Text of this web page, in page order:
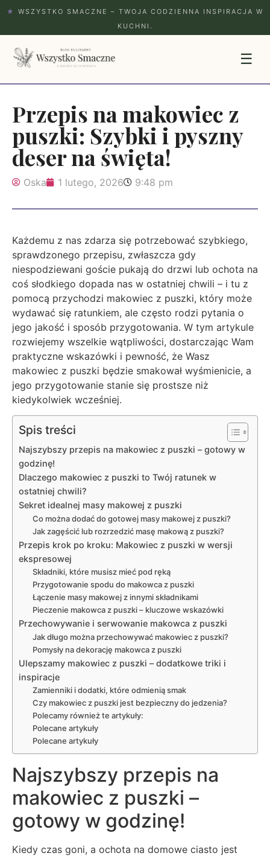
★
WSZYSTKO SMACZNE – TWOJA CODZIENNA INSPIRACJA W
KUCHNI.
☰
Przepis na makowiec z
puszki: Szybki i pyszny
deser na święta!
Oska 1 lutego, 2026 9:48 pm
Każdemu z nas zdarza się potrzebować szybkiego,
sprawdzonego przepisu, zwłaszcza gdy
niespodziewani goście pukają do drzwi lub ochota na
coś słodkiego dopada nas w ostatniej chwili – i tu z
pomocą przychodzi makowiec z puszki, który może
wydawać się ratunkiem, ale często rodzi pytania o
jego jakość i sposób przygotowania. W tym artykule
rozwiejemy wszelkie wątpliwości, dostarczając Wam
praktyczne wskazówki i pewność, że Wasz
makowiec z puszki będzie smakował wyśmienicie, a
jego przygotowanie stanie się prostsze niż
kiedykolwiek wcześniej.
Spis treści
Najszybszy przepis na makowiec z puszki – gotowy w
godzinę!
Dlaczego makowiec z puszki to Twój ratunek w
ostatniej chwili?
Sekret idealnej masy makowej z puszki
Co można dodać do gotowej masy makowej z puszki?
Jak zagęścić lub rozrzedzić masę makową z puszki?
Przepis krok po kroku: Makowiec z puszki w wersji
ekspresowej
Składniki, które musisz mieć pod ręką
Przygotowanie spodu do makowca z puszki
Łączenie masy makowej z innymi składnikami
Pieczenie makowca z puszki – kluczowe wskazówki
Przechowywanie i serwowanie makowca z puszki
Jak długo można przechowywać makowiec z puszki?
Pomysły na dekorację makowca z puszki
Ulepszamy makowiec z puszki – dodatkowe triki i
inspiracje
Zamienniki i dodatki, które odmienią smak
Czy makowiec z puszki jest bezpieczny do jedzenia?
Polecamy również te artykuły:
Polecane artykuły
Polecane artykuły
Najszybszy przepis na
makowiec z puszki –
gotowy w godzinę!
Kiedy czas goni, a ochota na domowe ciasto jest